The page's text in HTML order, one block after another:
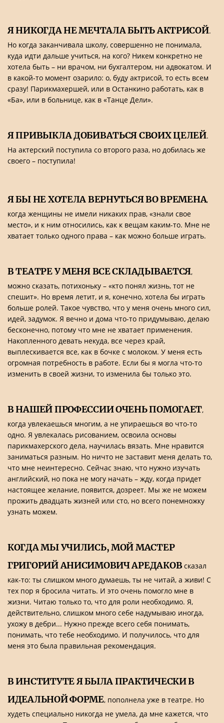
Я НИКОГДА НЕ МЕЧТАЛА БЫТЬ АКТРИСОЙ.
Но когда заканчивала школу, совершенно не понимала,
куда идти дальше учиться, на кого? Никем конкретно не
хотела быть – ни врачом, ни бухгалтером, ни адвокатом. И
в какой-то момент озарило: о, буду актрисой, то есть всем
сразу! Парикмахершей, или в Останкино работать, как в
«Ба», или в больнице, как в «Танце Дели».
Я ПРИВЫКЛА ДОБИВАТЬСЯ СВОИХ ЦЕЛЕЙ.
На актерский поступила со второго раза, но добилась же
своего – поступила!
Я БЫ НЕ ХОТЕЛА ВЕРНУТЬСЯ ВО ВРЕМЕНА,
когда женщины не имели никаких прав, «знали свое
место», и к ним относились, как к вещам каким-то. Мне не
хватает только одного права – как можно больше играть.
В ТЕАТРЕ У МЕНЯ ВСЕ СКЛАДЫВАЕТСЯ,
можно сказать, потихоньку – «кто понял жизнь, тот не
спешит». Но время летит, и я, конечно, хотела бы играть
больше ролей. Такое чувство, что у меня очень много сил,
идей, задумок. Я вечно и дома что-то придумываю, делаю
бесконечно, потому что мне не хватает применения.
Накопленного девать некуда, все через край,
выплескивается все, как в бочке с молоком. У меня есть
огромная потребность в работе. Если бы я могла что-то
изменить в своей жизни, то изменила бы только это.
В НАШЕЙ ПРОФЕССИИ ОЧЕНЬ ПОМОГАЕТ,
когда увлекаешься многим, а не упираешься во что-то
одно. Я увлекалась рисованием, освоила основы
парикмахерского дела, научилась вязать. Мне нравится
заниматься разным. Но ничто не заставит меня делать то,
что мне неинтересно. Сейчас знаю, что нужно изучать
английский, но пока не могу начать – жду, когда придет
настоящее желание, появится, дозреет. Мы же не можем
прожить двадцать жизней или сто, но всего понемножку
узнать можем.
КОГДА МЫ УЧИЛИСЬ, МОЙ МАСТЕР
ГРИГОРИЙ АНИСИМОВИЧ АРЕДАКОВ сказал
как-то: ты слишком много думаешь, ты не читай, а живи! С
тех пор я бросила читать. И это очень помогло мне в
жизни. Читаю только то, что для роли необходимо. Я,
действительно, слишком много себе надумываю иногда,
ухожу в дебри... Нужно прежде всего себя понимать,
понимать, что тебе необходимо. И получилось, что для
меня это была правильная рекомендация.
В ИНСТИТУТЕ Я БЫЛА ПРАКТИЧЕСКИ В
ИДЕАЛЬНОЙ ФОРМЕ, пополнела уже в театре. Но
худеть специально никогда не умела, да мне кажется, что